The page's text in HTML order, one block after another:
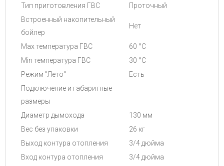
Тип приготовления ГВС
Проточный
Встроенный накопительный
бойлер
Нет
Max температура ГВС
60 °C
Min температура ГВС
30 °C
Режим "Лето"
Есть
Подключение и габаритные
размеры
Диаметр дымохода
130 мм
Вес без упаковки
26 кг
Выход контура отопления
3/4 дюйма
Вход контура отопления
3/4 дюйма